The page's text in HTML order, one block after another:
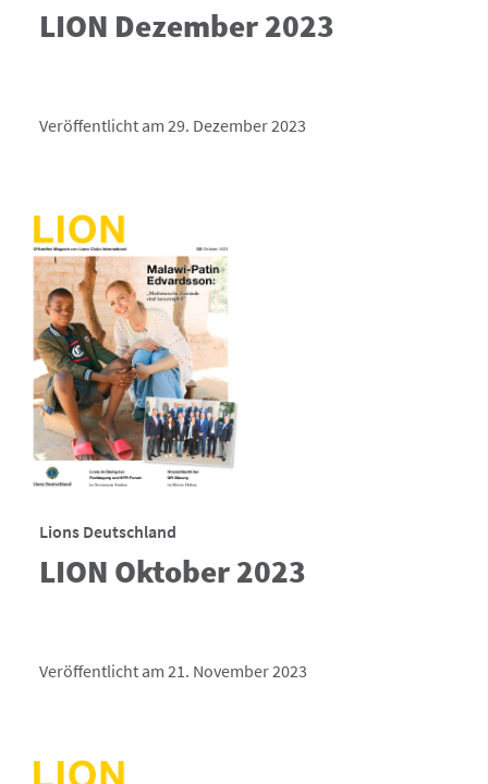
LION Dezember 2023
Veröffentlicht am 29. Dezember 2023
Lions Deutschland
LION Oktober 2023
Veröffentlicht am 21. November 2023